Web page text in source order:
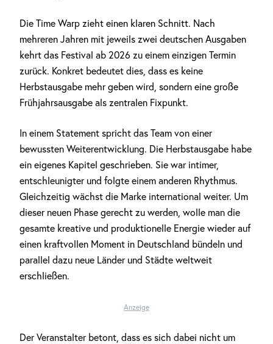
Die Time Warp zieht einen klaren Schnitt. Nach
mehreren Jahren mit jeweils zwei deutschen Ausgaben
kehrt das Festival ab 2026 zu einem einzigen Termin
zurück. Konkret bedeutet dies, dass es keine
Herbstausgabe mehr geben wird, sondern eine große
Frühjahrsausgabe als zentralen Fixpunkt.
In einem Statement spricht das Team von einer
bewussten Weiterentwicklung. Die Herbstausgabe habe
ein eigenes Kapitel geschrieben. Sie war intimer,
entschleunigter und folgte einem anderen Rhythmus.
Gleichzeitig wächst die Marke international weiter. Um
dieser neuen Phase gerecht zu werden, wolle man die
gesamte kreative und produktionelle Energie wieder auf
einen kraftvollen Moment in Deutschland bündeln und
parallel dazu neue Länder und Städte weltweit
erschließen.
Anzeige
Der Veranstalter betont, dass es sich dabei nicht um